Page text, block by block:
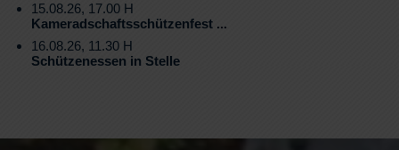
15.08.26, 17.00 H
Kameradschaftsschützenfest ...
16.08.26, 11.30 H
Schützenessen in Stelle